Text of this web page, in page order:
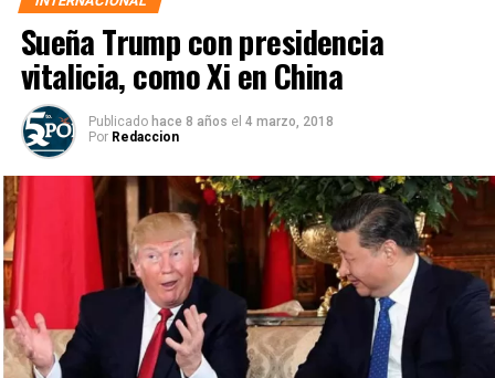
Sueña Trump con presidencia
vitalicia, como Xi en China
Publicado hace 8 años el 4 marzo, 2018
Por Redaccion